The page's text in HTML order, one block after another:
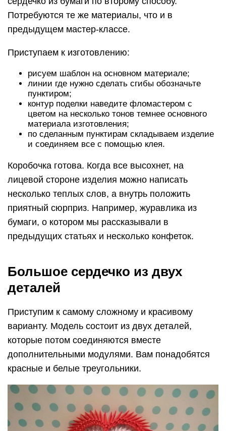
Потребуются те же материалы, что и в
предыдущем мастер-классе.
Приступаем к изготовлению:
рисуем шаблон на основном материале;
линии где нужно сделать сгибы обозначьте
пунктиром;
контур поделки наведите фломастером с
цветом на несколько тонов темнее основного
материала изготовления;
по сделанным пунктирам складываем изделие
и соединяем все с помощью клея.
Коробочка готова. Когда все высохнет, на
лицевой стороне изделия можно написать
несколько теплых слов, а внутрь положить
приятный сюрприз. Например, журавлика из
бумаги, о котором мы рассказывали в
предыдущих статьях и несколько конфеток.
Большое сердечко из двух
деталей
Приступим к самому сложному и красивому
варианту. Модель состоит из двух деталей,
которые потом соединяются вместе
дополнительными модулями. Вам понадобятся
красные и белые треугольники.